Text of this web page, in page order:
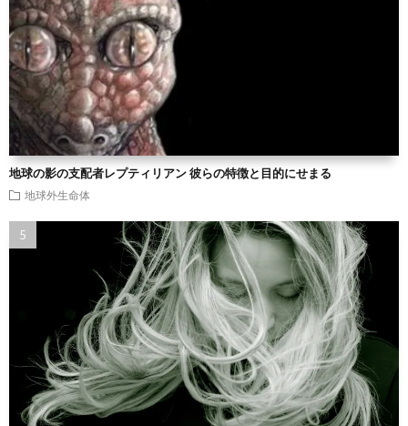
地球の影の支配者レプティリアン 彼らの特徴と目的にせまる
地球外生命体